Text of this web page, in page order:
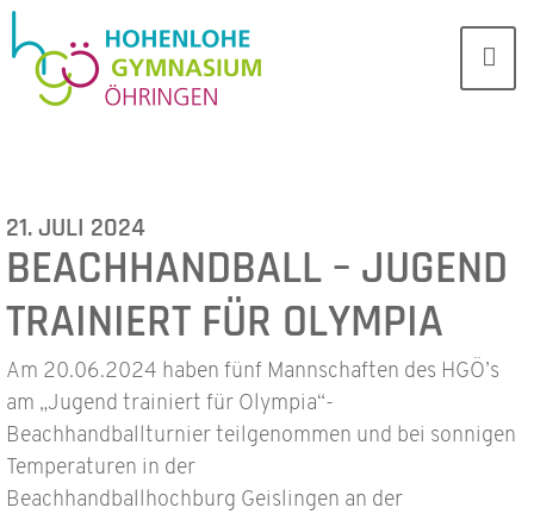
21. JULI 2024
BEACHHANDBALL – JUGEND
TRAINIERT FÜR OLYMPIA
Am 20.06.2024 haben fünf Mannschaften des HGÖ’s
am „Jugend trainiert für Olympia“-
Beachhandballturnier teilgenommen und bei sonnigen
Temperaturen in der
Beachhandballhochburg Geislingen an der